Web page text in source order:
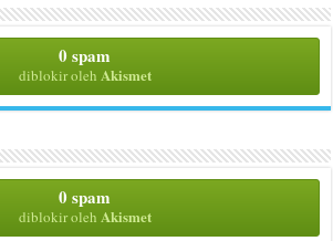
0 spam
diblokir oleh Akismet
0 spam
diblokir oleh Akismet